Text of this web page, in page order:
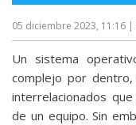
05 diciembre 2023, 11:16 |
Un sistema
complejo por
interrelacionados
de un equipo. Sin